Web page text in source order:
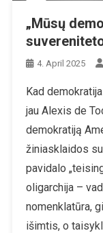
„Mūsų
4. April 2025
Kad
jau Alexis de
demokratiją
žiniasklaidos
pavidalo
oligarchija –
nomenklatūra,
išimtis, o